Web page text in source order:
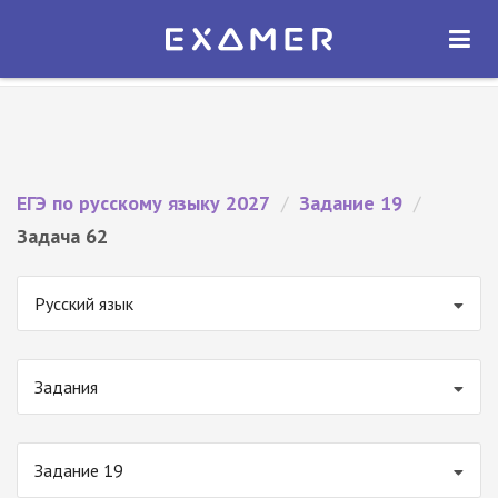
Экзамер — ЕГЭ 2027
ОТКРЫТЬ
ЕГЭ по русскому языку 2027 / Задание 19 /
Задача 62
Русский язык
Задания
Задание 19